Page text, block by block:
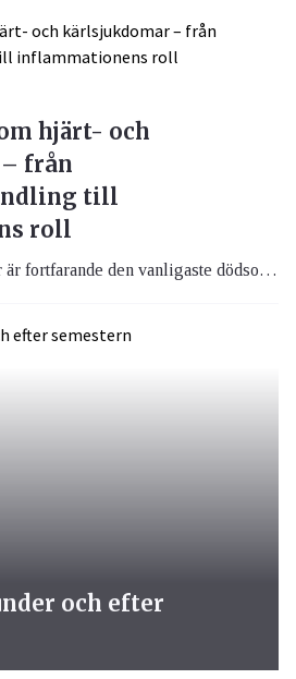
hjärt- och
från
till
roll
Hjärt- och kärlsjukdomar är fortfarande den vanligaste dödsorsaken globalt. Under de senaste åren har dock flera vetenskapliga genombrott förändrat både vår förståelse av sjukdomsmekanismer och hur vi behandlar patienter. Nya läkemedel, förbättrad riskmätning och ökad kunskap om inflammationens betydelse pekar mot en mer individanpassad och förebyggande kardiologi.
och efter